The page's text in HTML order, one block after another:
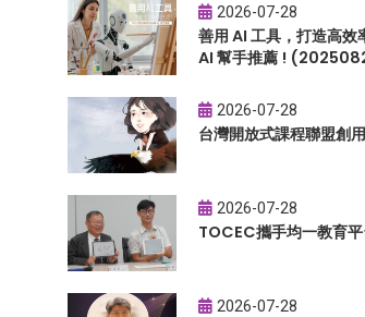
2026-07-28
善用 AI 工具，打造高
AI 幫手推薦 !
2026-07-28
台灣開放式課程聯盟創
2026-07-28
TOCEC攜手均一教育
2026-07-28